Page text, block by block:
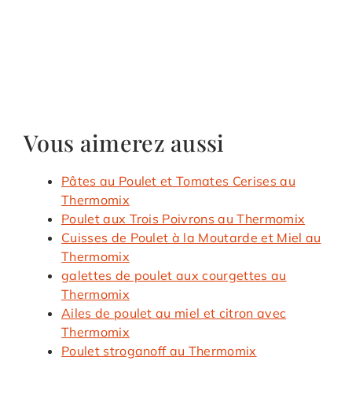
Vous aimerez aussi
Pâtes au Poulet et Tomates Cerises au
Thermomix
Poulet aux Trois Poivrons au Thermomix
Cuisses de Poulet à la Moutarde et Miel au
Thermomix
galettes de poulet aux courgettes au
Thermomix
Ailes de poulet au miel et citron avec
Thermomix
Poulet stroganoff au Thermomix